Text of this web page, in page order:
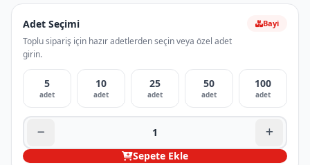
Adet Seçimi
Toplu sipariş için hazır adetlerden seçin veya özel adet
girin.
Bayi
5
adet
10
adet
25
adet
50
adet
100
adet
Sepete Ekle